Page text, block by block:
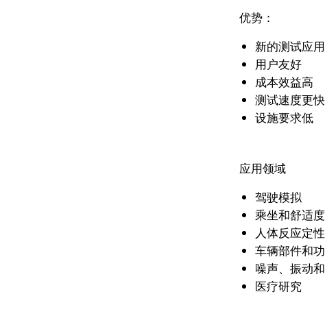
优势：
新的测试应用
用户友好
成本效益高
测试速度更快
设施要求低
应用领域
驾驶模拟
乘坐和舒适
人体反应定
车辆部件和
噪声、振动
医疗研究